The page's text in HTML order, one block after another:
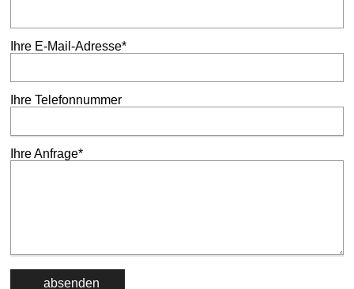
Ihre E-Mail-Adresse*
Ihre Telefonnummer
Ihre Anfrage*